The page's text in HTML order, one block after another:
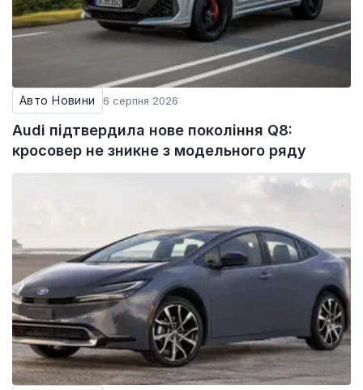
Авто Новини 6 серпня 2026
Audi підтвердила нове покоління Q8:
кросовер не зникне з модельного ряду